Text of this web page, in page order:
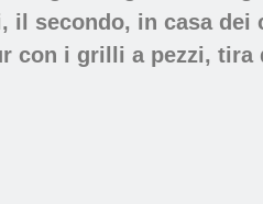
il secondo, in casa dei
con i grilli a pezzi, tira